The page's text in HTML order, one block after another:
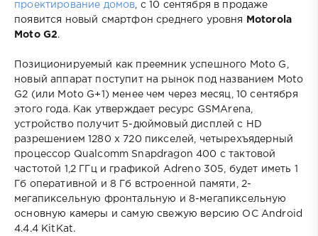
проектирование домов , с 10 сентября в продаже
появится новый смартфон среднего уровня
Motorola
Moto G2.
Позиционируемый как преемник успешного Moto G,
новый аппарат поступит на рынок под названием Moto
G2 (или Moto G+1) менее чем через месяц, 10 сентября
этого года. Как утверждает ресурс GSMArena,
устройство получит 5-дюймовый дисплей с HD
разрешением 1280 х 720 пикселей, четырехъядерный
процессор Qualcomm Snapdragon 400 с тактовой
частотой 1,2 ГГц и графикой Adreno 305, будет иметь 1
Гб оперативной и 8 Гб встроенной памяти, 2-
мегапиксельную фронтальную и 8-мегапиксельную
основную камеры и самую свежую версию ОС Android
4.4.4 KitKat.